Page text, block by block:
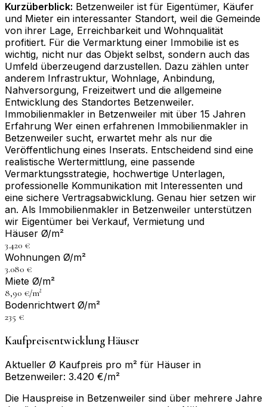
Kurzüberblick: Betzenweiler ist für Eigentümer, Käufer
und Mieter ein interessanter Standort, weil die Gemeinde
von ihrer Lage, Erreichbarkeit und Wohnqualität
profitiert. Für die Vermarktung einer Immobilie ist es
wichtig, nicht nur das Objekt selbst, sondern auch das
Umfeld überzeugend darzustellen. Dazu zählen unter
anderem Infrastruktur, Wohnlage, Anbindung,
Nahversorgung, Freizeitwert und die allgemeine
Entwicklung des Standortes Betzenweiler.
Immobilienmakler in Betzenweiler mit über 15 Jahren
Erfahrung Wer einen erfahrenen Immobilienmakler in
Betzenweiler sucht, erwartet mehr als nur die
Veröffentlichung eines Inserats. Entscheidend sind eine
realistische Wertermittlung, eine passende
Vermarktungsstrategie, hochwertige Unterlagen,
professionelle Kommunikation mit Interessenten und
eine sichere Vertragsabwicklung. Genau hier setzen wir
an. Als Immobilienmakler in Betzenweiler unterstützen
wir Eigentümer bei Verkauf, Vermietung und
Häuser Ø/m²
3.420 €
Wohnungen Ø/m²
3.080 €
Miete Ø/m²
8,90 €/m²
Bodenrichtwert Ø/m²
235 €
Kaufpreisentwicklung Häuser
Aktueller Ø Kaufpreis pro m² für Häuser in
Betzenweiler: 3.420 €/m²
Die Hauspreise in Betzenweiler sind über mehrere Jahre